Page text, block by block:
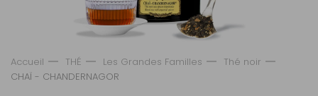
Accueil THÉ Les Grandes Familles
Thé noir
CHAÏ - CHANDERNAGOR